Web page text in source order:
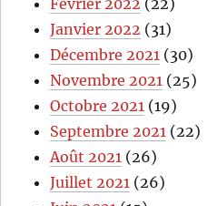
Janvier 2022 (31)
Décembre 2021 (30)
Novembre 2021 (25)
Octobre 2021 (19)
Septembre 2021 (22)
Août 2021 (26)
Juillet 2021 (26)